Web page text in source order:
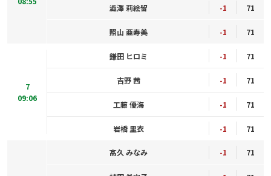
澁澤 莉絵留 -1 71
照山 亜寿美 -1 71
7
09:06
鎌田 ヒロミ -1 71
吉野 茜 -1 71
工藤 優海 -1 71
岩橋 里衣 -1 71
髙久 みなみ -1 71